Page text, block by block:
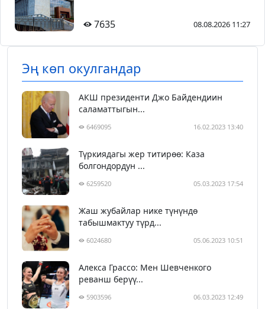
7635 08.08.2026 11:27
Эң көп окулгандар
АКШ президенти Джо Байдендиин
саламаттыгын...
6469095 16.02.2023 13:40
Түркиядагы жер титирөө: Каза
болгондордун ...
6259520 05.03.2023 17:54
Жаш жубайлар нике түнүндө
табышмактуу түрд...
6024680 05.06.2023 10:51
Алекса Грассо: Мен Шевченкого
реванш берүү...
5903596 06.03.2023 12:49